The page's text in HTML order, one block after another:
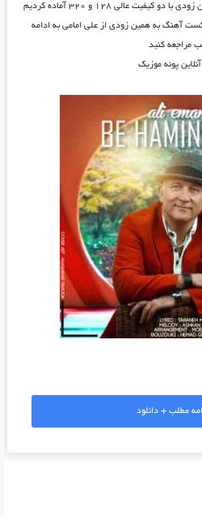
زودیبا دو کیفیت عالی ۱۲۸ و ۳۲۰ آماده کردیم
آهنگ به همین زودی از علی امامی به ادامه
مراجعه کنید
پونه موزیک
مطلب + دانلود